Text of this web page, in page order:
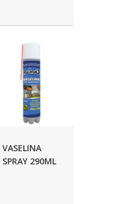
VASELINA
SPRAY 290ML